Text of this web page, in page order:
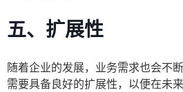
五、扩展性
随着企业的发展，业务需求也会不
需要具备良好的扩展性，以便在未